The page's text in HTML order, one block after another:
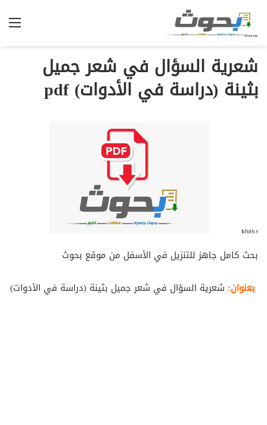
شعرية السؤال في شعر جميل
بثينة (دراسة في الأدوات) pdf
بحث كامل جاهز للتنزيل في الأسفل من موقع بحوث
بعنوان: شعرية السؤال في شعر جميل بثينة (دراسة في الأدوات)